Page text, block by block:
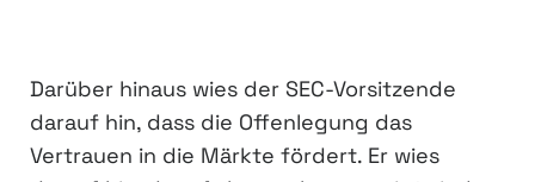
Darüber hinaus wies der SEC-Vorsitzende
darauf hin, dass die Offenlegung das
Vertrauen in die Märkte fördert. Er wies